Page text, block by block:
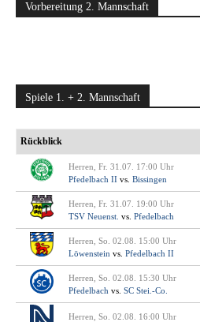
Vorbereitung 2. Mannschaft
Spiele 1. + 2. Mannschaft
Rückblick
Herren, Fr. 31.07. 17:00 Uhr
Pfedelbach II vs. Bissingen
Herren, Fr. 31.07. 19:00 Uhr
TSV Neuenst. vs. Pfedelbach
Herren, So. 02.08. 15:00 Uhr
Löwenstein vs. Pfedelbach II
Herren, So. 02.08. 15:30 Uhr
Pfedelbach vs. SC Stei.-Co.
Herren, So. 02.08. 16:00 Uhr